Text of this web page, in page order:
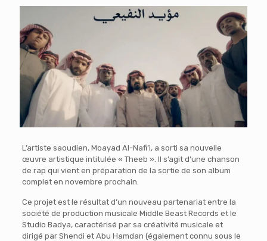
L’artiste saoudien, Moayad Al-Nafi’i, a sorti sa nouvelle
œuvre artistique intitulée « Theeb ». Il s’agit d’une chanson
de rap qui vient en préparation de la sortie de son album
complet en novembre prochain.
Ce projet est le résultat d’un nouveau partenariat entre la
société de production musicale Middle Beast Records et le
Studio Badya, caractérisé par sa créativité musicale et
dirigé par Shendi et Abu Hamdan (également connu sous le